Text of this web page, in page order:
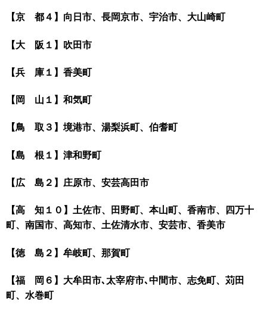
【京 都４】向日市、長岡京市、宇治市、大山崎町
【大 阪１】吹田市
【兵 庫１】香美町
【岡 山１】和気町
【鳥 取３】境港市、湯梨浜町、伯耆町
【島 根１】津和野町
【広 島２】庄原市、安芸高田市
【高 知１０】土佐市、田野町、本山町、香南市、四万十
町、南国市、高知市、土佐清水市、安芸市、香美市
【徳 島２】牟岐町、那賀町
【福 岡６】大牟田市､太宰府市､中間市、志免町、苅田
町、水巻町